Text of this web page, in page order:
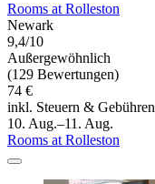
Rooms at Rolleston
Newark
9,4/10
Außergewöhnlich
(129 Bewertungen)
74 €
inkl. Steuern & Gebühren
10. Aug.–11. Aug.
Rooms at Rolleston